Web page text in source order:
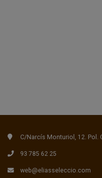
C/Narcís Monturiol, 12. Pol.
93 785 62 25
web@eliasseleccio.com